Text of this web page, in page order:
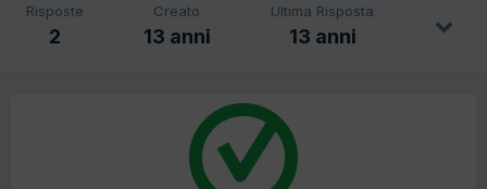
Risposte
2
Creato
13 anni
Ultima Risposta
13 anni